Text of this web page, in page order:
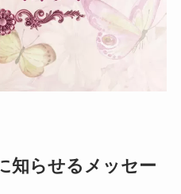
知らせるメッセー